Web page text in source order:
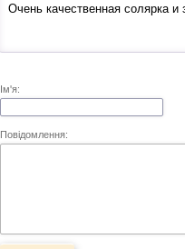
Очень качественная солярка
Ім'я:
Повідомлення: